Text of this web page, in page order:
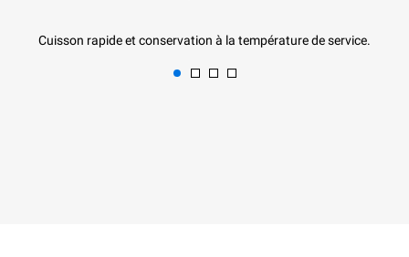
Cuisson rapide et conservation à la température de service.